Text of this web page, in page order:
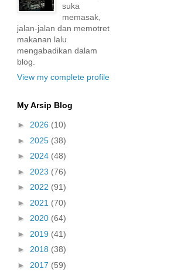
suka
memasak,
jalan-jalan dan memotret
makanan lalu
mengabadikan dalam
blog.
View my complete profile
My Arsip Blog
► 2026 (10)
► 2025 (38)
► 2024 (48)
► 2023 (76)
► 2022 (91)
► 2021 (70)
► 2020 (64)
► 2019 (41)
► 2018 (38)
► 2017 (59)